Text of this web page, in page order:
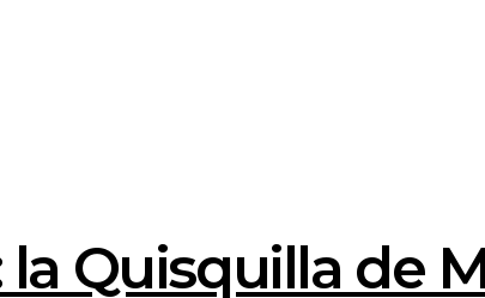
la Quisquilla de